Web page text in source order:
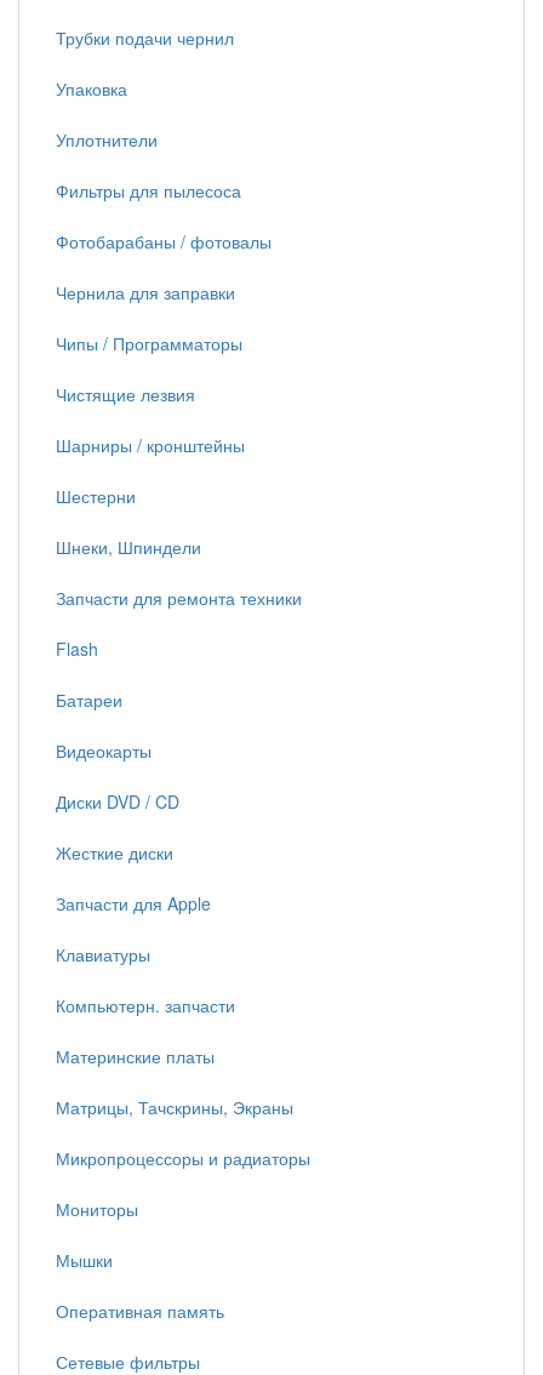
Трубки подачи чернил
Упаковка
Уплотнители
Фильтры для пылесоса
Фотобарабаны / фотовалы
Чернила для заправки
Чипы / Программаторы
Чистящие лезвия
Шарниры / кронштейны
Шестерни
Шнеки, Шпиндели
Запчасти для ремонта техники
Flash
Батареи
Видеокарты
Диски DVD / CD
Жесткие диски
Запчасти для Apple
Клавиатуры
Компьютерн. запчасти
Материнские платы
Матрицы, Тачскрины, Экраны
Микропроцессоры и радиаторы
Мониторы
Мышки
Оперативная память
Сетевые фильтры